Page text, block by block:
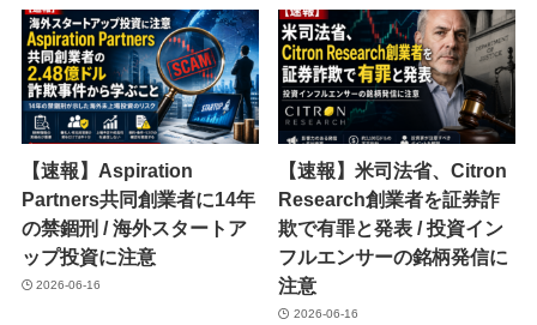
【速報】Aspiration
Partners共同創業者に14年
の禁錮刑 / 海外スタートア
ップ投資に注意
2026-06-16
【速報】米司法省、Citron
Research創業者を証券詐
欺で有罪と発表 / 投資イン
フルエンサーの銘柄発信に
注意
2026-06-16